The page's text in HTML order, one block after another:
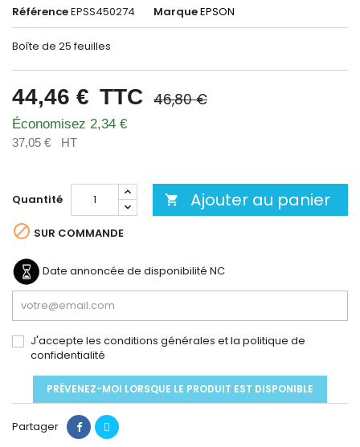
RéférenceEPSS450274 MarqueEPSON
Boîte de 25 feuilles
44,46 € TTC 46,80 €
Économisez 2,34 €
37,05 € HT
Quantité  Ajouter au panier
 SUR COMMANDE
Date annoncée de disponibilité NC
J'accepte les conditions générales et la politique de
confidentialité
PRÉVENEZ-MOI LORSQUE LE PRODUIT EST DISPONIBLE
Partager